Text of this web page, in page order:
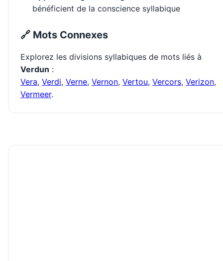
bénéficient de la conscience syllabique
🔗 Mots Connexes
Explorez les divisions syllabiques de mots liés à
Verdun :
Vera, Verdi, Verne, Vernon, Vertou, Vercors, Verizon,
Vermeer.